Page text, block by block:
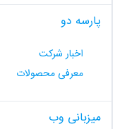
پارسه دو
اخبار شرکت
معرفی محصولات
میزبانی وب